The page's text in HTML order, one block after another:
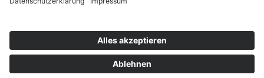
Impressum
Jahrbuch